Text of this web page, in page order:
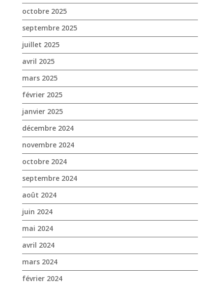
octobre 2025
septembre 2025
juillet 2025
avril 2025
mars 2025
février 2025
janvier 2025
décembre 2024
novembre 2024
octobre 2024
septembre 2024
août 2024
juin 2024
mai 2024
avril 2024
mars 2024
février 2024